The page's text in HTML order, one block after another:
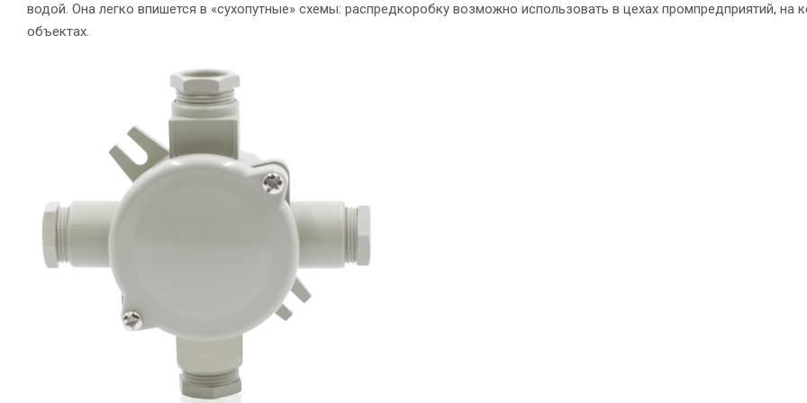
водой. Она легко впишется в «сухопутные» схемы: распредкоробку возможно использовать в цехах промпредприятий, на
объектах.